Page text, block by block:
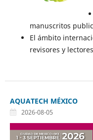
manuscritos
El ámbito
revisores y
AQUATECH MÉXICO
2026-08-05